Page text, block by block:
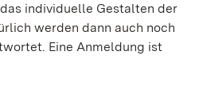
individuelle Gestalten der
werden dann auch noch
Eine Anmeldung ist